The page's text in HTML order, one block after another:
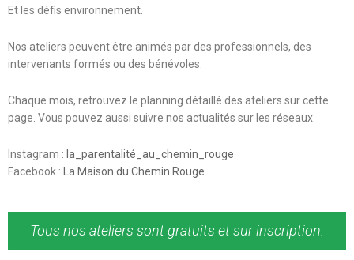
Et les défis environnement.
Nos ateliers peuvent être animés par des professionnels, des
intervenants formés ou des bénévoles.
Chaque mois, retrouvez le planning détaillé des ateliers sur cette
page. Vous pouvez aussi suivre nos actualités sur les réseaux.
Instagram : la_parentalité_au_chemin_rouge
Facebook :
La Maison du Chemin Rouge
Tous nos ateliers sont gratuits et sur inscription